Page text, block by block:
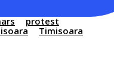
protest
Timisoara